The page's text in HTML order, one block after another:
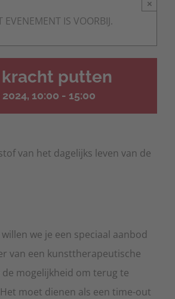
EVENEMENT IS VOORBIJ.
×
putten
10:00 - 15:00
van het dagelijks leven van de
we je een speciaal aanbod
van een kunsttherapeutische
mogelijkheid om terug te
moet dienen als een time-out